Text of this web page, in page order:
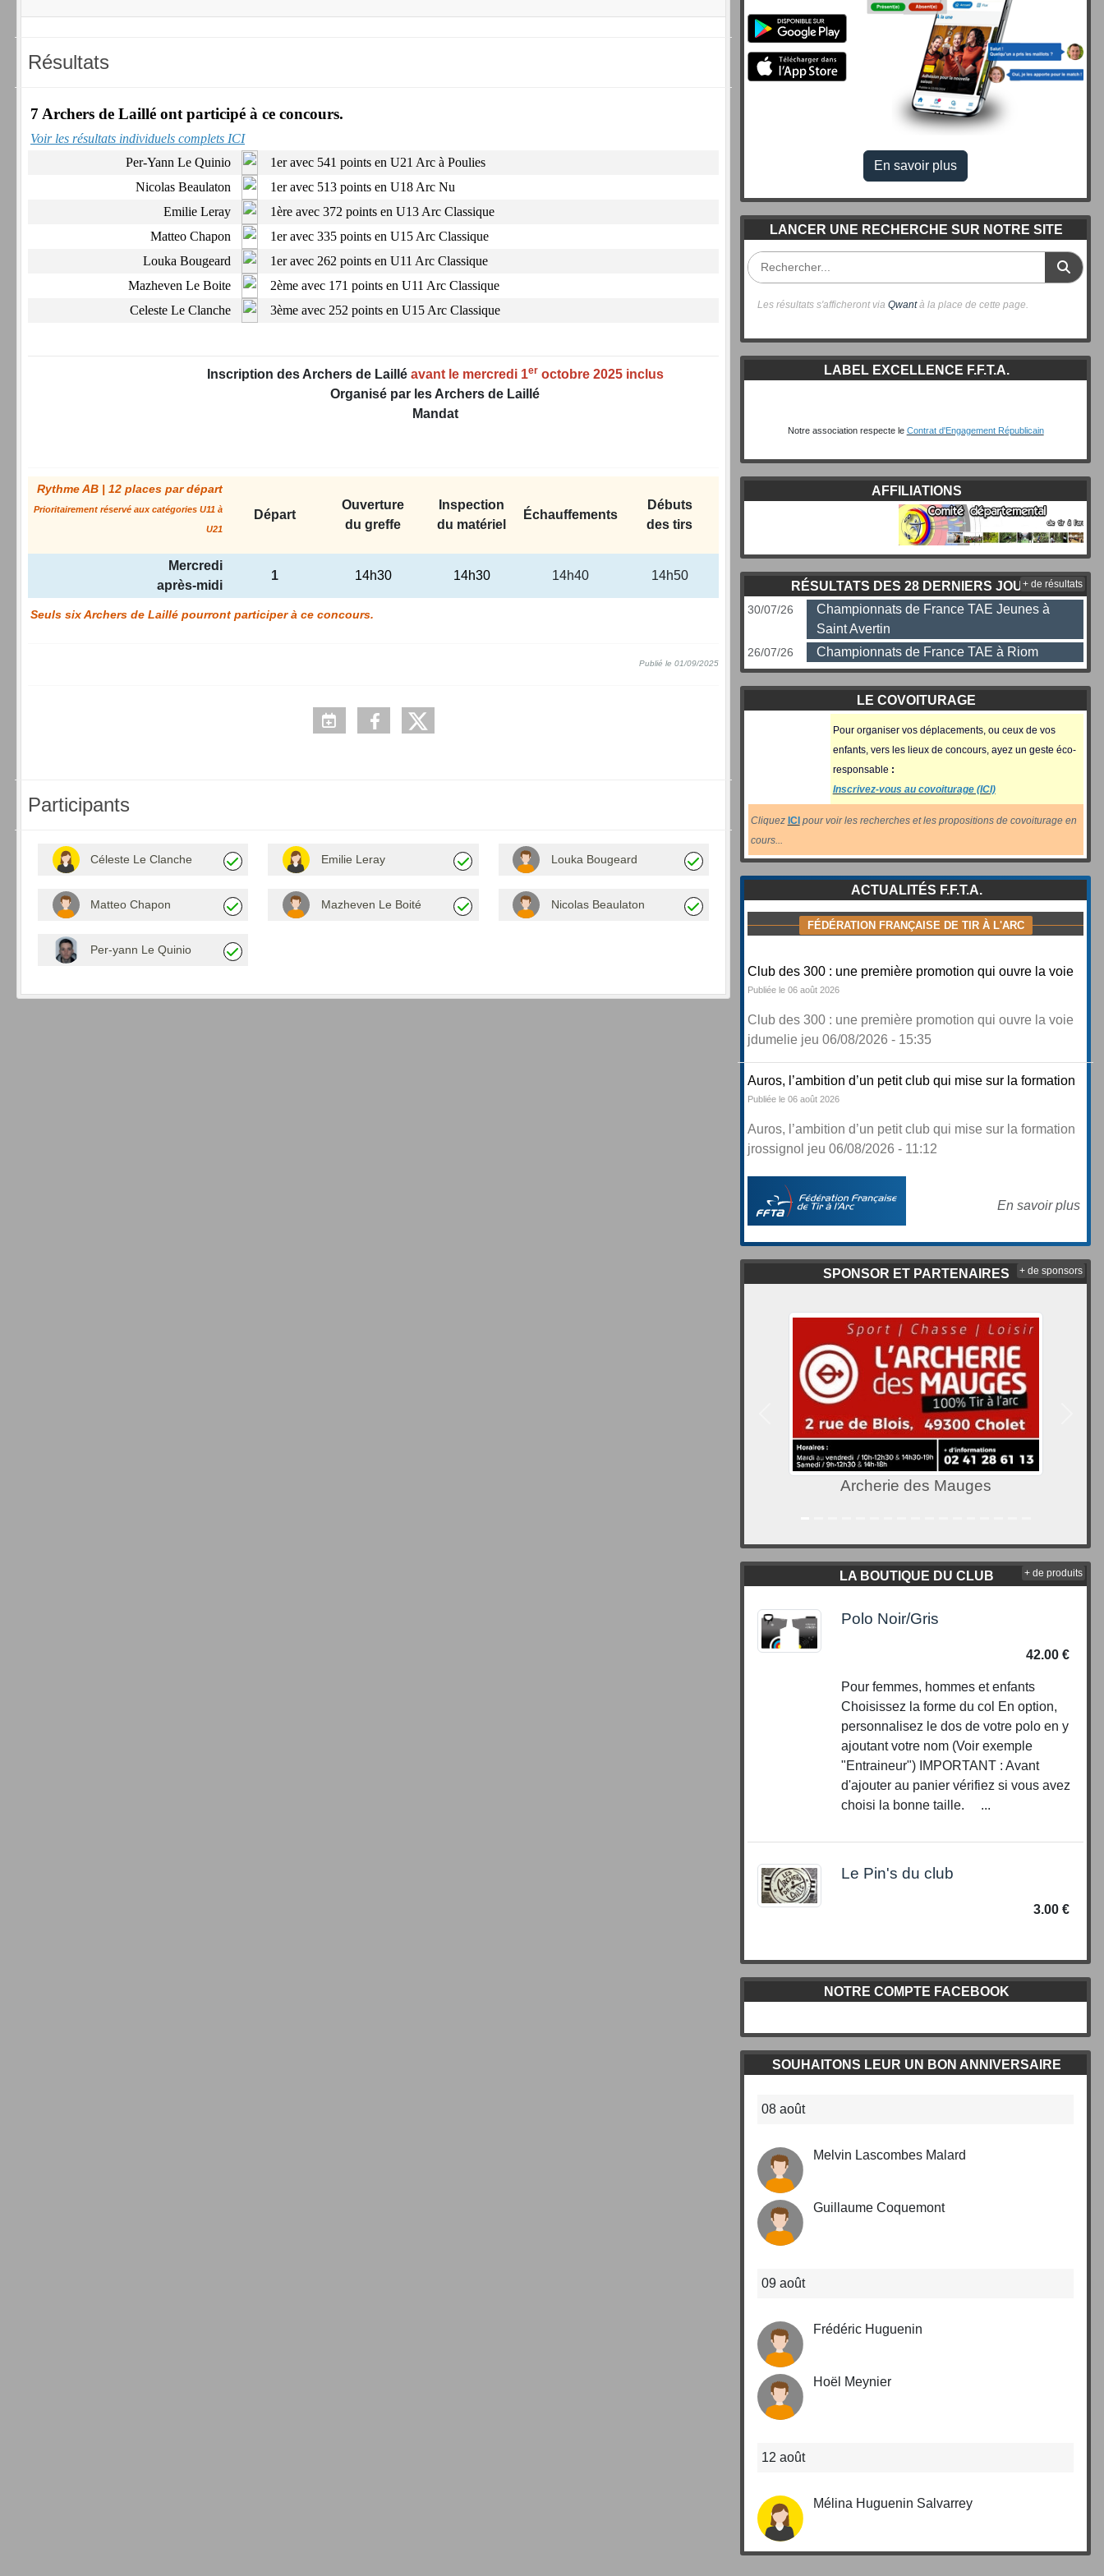
7 Archers de Laillé ont participé à ce concours.
Voir les résultats individuels complets ICI
Per-Yann Le Quinio
1er avec 541 points en U21 Arc à Poulies
Nicolas Beaulaton
1er avec 513 points en U18 Arc Nu
Emilie Leray
1ère avec 372 points en U13 Arc Classique
Matteo Chapon
1er avec 335 points en U15 Arc Classique
Louka Bougeard
1er avec 262 points en U11 Arc Classique
Mazheven Le Boite
2ème avec 171 points en U11 Arc Classique
Celeste Le Clanche
3ème avec 252 points en U15 Arc Classique
Inscription des Archers de Laillé avant le mercredi 1eroctobre 2025 inclus
Organisé par les Archers de Laillé
Mandat
Rythme AB | 12 places par départ
Prioritairement réservé aux catégories U11 à
U21
Départ
Ouverture
du greffe
Inspection
du matériel
Échauffements
Débuts
des tirs
Mercredi
après-midi
1 14h30 14h30 14h40 14h50
Seuls six Archers de Laillé pourront participer à ce concours.
Publié le 01/09/2025
Participants
Céleste Le Clanche Emilie Leray Louka Bougeard
Matteo Chapon Mazheven Le Boité Nicolas Beaulaton
Per-yann Le Quinio
En savoir plus
LANCER UNE RECHERCHE SUR NOTRE SITE
Les résultats s'afficheront viaQwantà la place de cette page.
LABEL EXCELLENCE F.F.T.A.
Notre association respecte le Contrat d'Engagement Républicain
AFFILIATIONS
RÉSULTATS DES 28 DERNIERS JOURS
30/07/26
Championnats de France TAE Jeunes à
Saint Avertin
26/07/26 Championnats de France TAE à Riom
+ de résultats
LE COVOITURAGE
Pour organiser vos déplacements, ou ceux de vos
enfants, vers les lieux de concours, ayez un geste éco-
responsable :
Inscrivez-vous au covoiturage (ICI)
Cliquez ICI pour voir les recherches et les propositions de covoiturage en
cours...
ACTUALITÉS F.F.T.A.
FÉDÉRATION FRANÇAISE DE TIR À L'ARC
Club des 300 : une première promotion qui ouvre la voie
Publiée le 06 août 2026
Club des 300 : une première promotion qui ouvre la voie
jdumelie jeu 06/08/2026 - 15:35
Auros, l’ambition d’un petit club qui mise sur la formation
Publiée le 06 août 2026
Auros, l’ambition d’un petit club qui mise sur la formation
jrossignol jeu 06/08/2026 - 11:12
En savoir plus
SPONSOR ET PARTENAIRES
Archerie des Mauges
Précedent
+ de sponsors
LA BOUTIQUE DU CLUB
Polo Noir/Gris
42.00 €
Pour femmes, hommes et enfants
Choisissez la forme du col En option,
personnalisez le dos de votre polo en y
ajoutant votre nom (Voir exemple
"Entraineur") IMPORTANT : Avant
d'ajouter au panier vérifiez si vous avez
choisi la bonne taille. ...
Le Pin's du club
3.00 €
+ de produits
NOTRE COMPTE FACEBOOK
SOUHAITONS LEUR UN BON ANNIVERSAIRE
08 août
Melvin Lascombes Malard
Guillaume Coquemont
09 août
Frédéric Huguenin
Hoël Meynier
12 août
Mélina Huguenin Salvarrey